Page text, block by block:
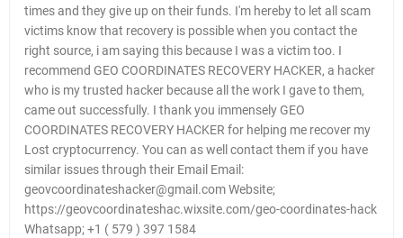
times and they give up on their funds. I'm hereby to let all scam
victims know that recovery is possible when you contact the
right source, i am saying this because I was a victim too. I
recommend GEO COORDINATES RECOVERY HACKER, a hacker
who is my trusted hacker because all the work I gave to them,
came out successfully. I thank you immensely GEO
COORDINATES RECOVERY HACKER for helping me recover my
Lost cryptocurrency. You can as well contact them if you have
similar issues through their Email Email:
geovcoordinateshacker@gmail.com Website;
https://geovcoordinateshac.wixsite.com/geo-coordinates-hack
Whatsapp; +1 ( 579 ) 397 1584